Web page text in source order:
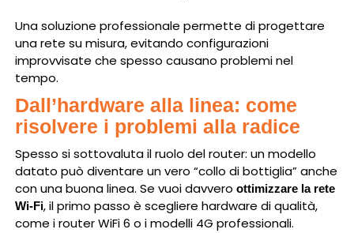
Una soluzione professionale permette di progettare
una rete su misura, evitando configurazioni
improvvisate che spesso causano problemi nel
tempo.
Dall’hardware alla linea: come
risolvere i problemi alla radice
Spesso si sottovaluta il ruolo del router: un modello
datato può diventare un vero “collo di bottiglia” anche
con una buona linea. Se vuoi davvero ottimizzare la rete
Wi-Fi, il primo passo è scegliere hardware di qualità,
come i router WiFi 6 o i modelli 4G professionali.